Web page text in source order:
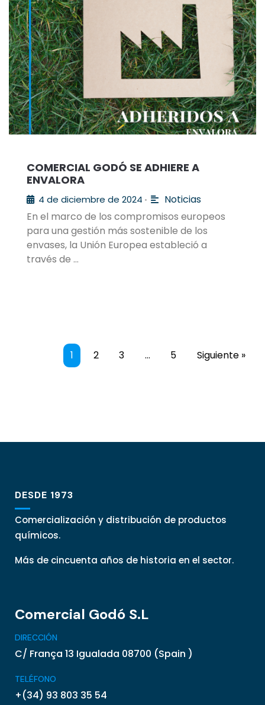
COMERCIAL GODÓ SE ADHIERE A
ENVALORA
4 de diciembre de 2024 •
Noticias
En el marco de los compromisos europeos
para una gestión más sostenible de los
envases, la Unión Europea estableció a
través de …
1 2 3 … 5 Siguiente »
DESDE 1973
Comercialización y distribución de productos
químicos.
Más de cincuenta años de historia en el sector.
Comercial Godó S.L
DIRECCIÓN
C/ França 13 Igualada 08700 (Spain )
TELÉFONO
+(34) 93 803 35 54